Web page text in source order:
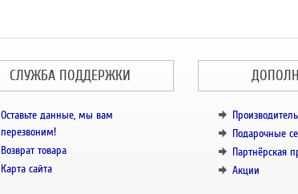
СЛУЖБА ПОДДЕРЖКИ
Оставьте данные, мы вам
перезвоним!
Возврат товара
Карта сайта
Производитель
Подарочные
Партнёрская
Акции